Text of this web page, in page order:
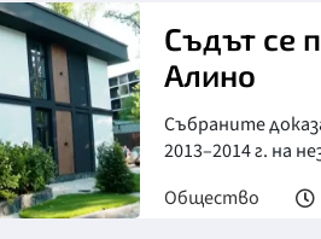
Съдът се
Алино
Събраните
2013–2014 г. на
Общество